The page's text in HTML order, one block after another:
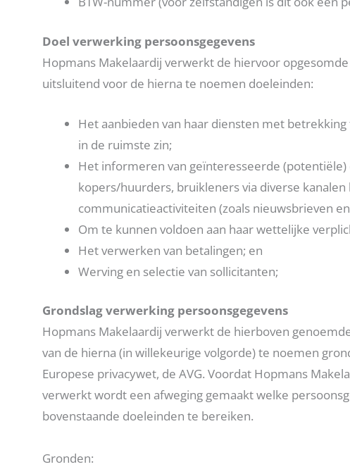
Doel verwerking persoonsgegevens
Hopmans Makelaardij verwerkt de hiervoor
uitsluitend voor de hierna te noemen doeleinden:
Het aanbieden van haar diensten met
in de ruimste zin;
Het informeren van geïnteresseerde
kopers/huurders, bruikleners via diverse
communicatieactiviteiten (zoals nieuwsbrieven
Om te kunnen voldoen aan haar wettelijke
Het verwerken van betalingen; en
Werving en selectie van sollicitanten;
Grondslag verwerking persoonsgegevens
Hopmans Makelaardij verwerkt de hierboven
van de hierna (in willekeurige volgorde) te noemen
Europese privacywet, de AVG. Voordat Hopmans
verwerkt wordt een afweging gemaakt welke
bovenstaande doeleinden te bereiken.
Gronden: